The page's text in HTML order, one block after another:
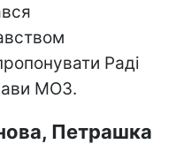
Раді
МОЗ.
Петрашка